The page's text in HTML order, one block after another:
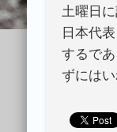
土曜日
日本代
するで
ずにはい